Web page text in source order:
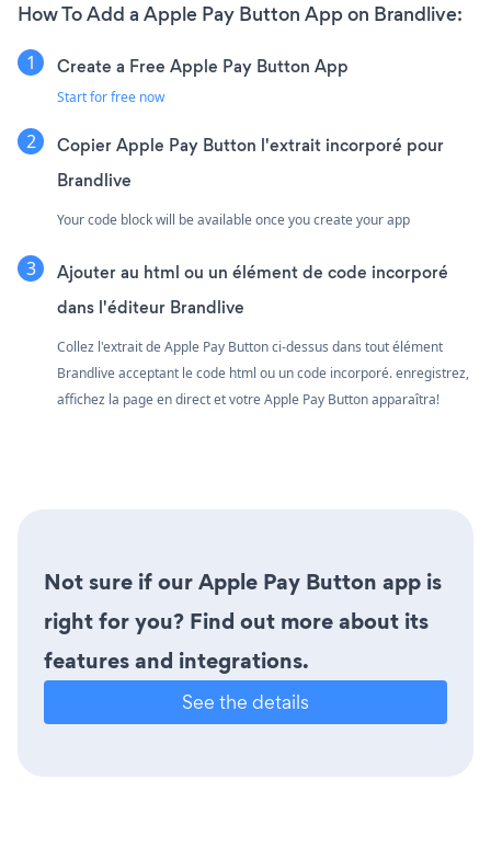
How To Add a Apple Pay Button App on Brandlive:
Create a Free Apple Pay Button App
Start for free now
Copier Apple Pay Button l'extrait incorporé pour
Brandlive
Your code block will be available once you create your app
Ajouter au html ou un élément de code incorporé
dans l'éditeur Brandlive
Collez l'extrait de Apple Pay Button ci-dessus dans tout élément
Brandlive acceptant le code html ou un code incorporé. enregistrez,
affichez la page en direct et votre Apple Pay Button apparaîtra!
Not sure if our Apple Pay Button app is
right for you? Find out more about its
features and integrations.
See the details